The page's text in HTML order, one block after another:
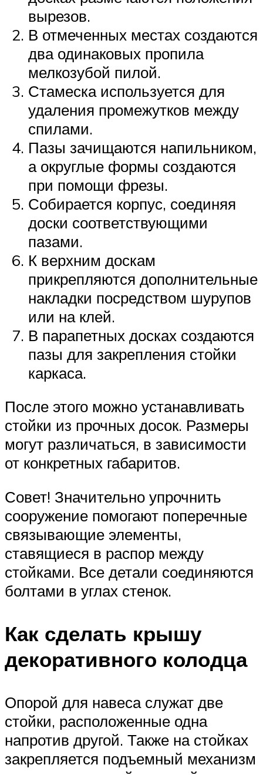
вырезов.
В отмеченных местах создаются
два одинаковых пропила
мелкозубой пилой.
Стамеска используется для
удаления промежутков между
спилами.
Пазы зачищаются напильником,
а округлые формы создаются
при помощи фрезы.
Собирается корпус, соединяя
доски соответствующими
пазами.
К верхним доскам
прикрепляются дополнительные
накладки посредством шурупов
или на клей.
В парапетных досках создаются
пазы для закрепления стойки
каркаса.
После этого можно устанавливать
стойки из прочных досок. Размеры
могут различаться, в зависимости
от конкретных габаритов.
Совет! Значительно упрочнить
сооружение помогают поперечные
связывающие элементы,
ставящиеся в распор между
стойками. Все детали соединяются
болтами в углах стенок.
Как сделать крышу
декоративного колодца
Опорой для навеса служат две
стойки, расположенные одна
напротив другой. Также на стойках
закрепляется подъемный механизм